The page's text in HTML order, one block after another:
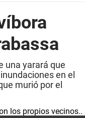
una yarará que
en el
murió por el